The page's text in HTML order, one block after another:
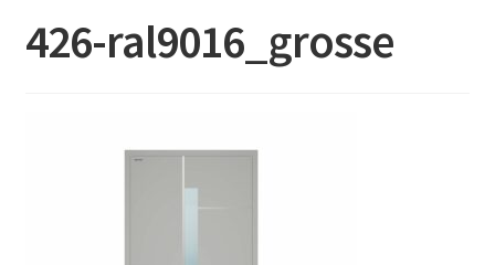
426-ral9016_grosse